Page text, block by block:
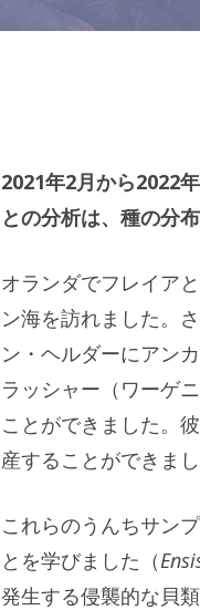
2021年2月から2022
との分析は、種の分
オランダでフレイア
ン海を訪れました。
ン・ヘルダーにアン
ラッシャー（ワーゲ
ことができました。
産することができまし
これらのうんちサン
とを学びました（
発生する侵襲的な貝